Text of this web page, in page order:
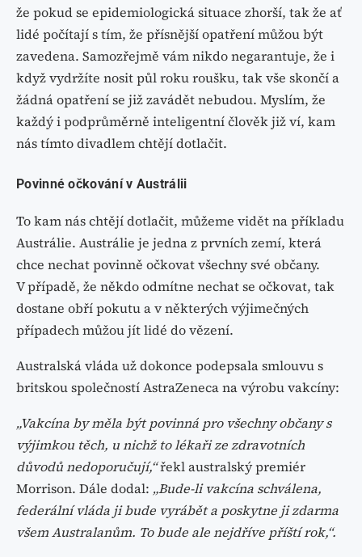
že pokud se epidemiologická situace zhorší, tak že ať
lidé počítají s tím, že přísnější opatření můžou být
zavedena. Samozřejmě vám nikdo negarantuje, že i
když vydržíte nosit půl roku roušku, tak vše skončí a
žádná opatření se již zavádět nebudou. Myslím, že
každý i podprůměrně inteligentní člověk již ví, kam
nás tímto divadlem chtějí dotlačit.
Povinné očkování v Austrálii
To kam nás chtějí dotlačit, můžeme vidět na příkladu
Austrálie. Austrálie je jedna z prvních zemí, která
chce nechat povinně očkovat všechny své občany.
V případě, že někdo odmítne nechat se očkovat, tak
dostane obří pokutu a v některých výjimečných
případech můžou jít lidé do vězení.
Australská vláda už dokonce podepsala smlouvu s
britskou společností AstraZeneca na výrobu vakcíny:
„Vakcína by měla být povinná pro všechny občany s
výjimkou těch, u nichž to lékaři ze zdravotních
důvodů nedoporučují,“řekl australský premiér
Morrison. Dále dodal: „Bude-li vakcína schválena,
federální vláda ji bude vyrábět a poskytne ji zdarma
všem Australanům. To bude ale nejdříve příští rok,“.